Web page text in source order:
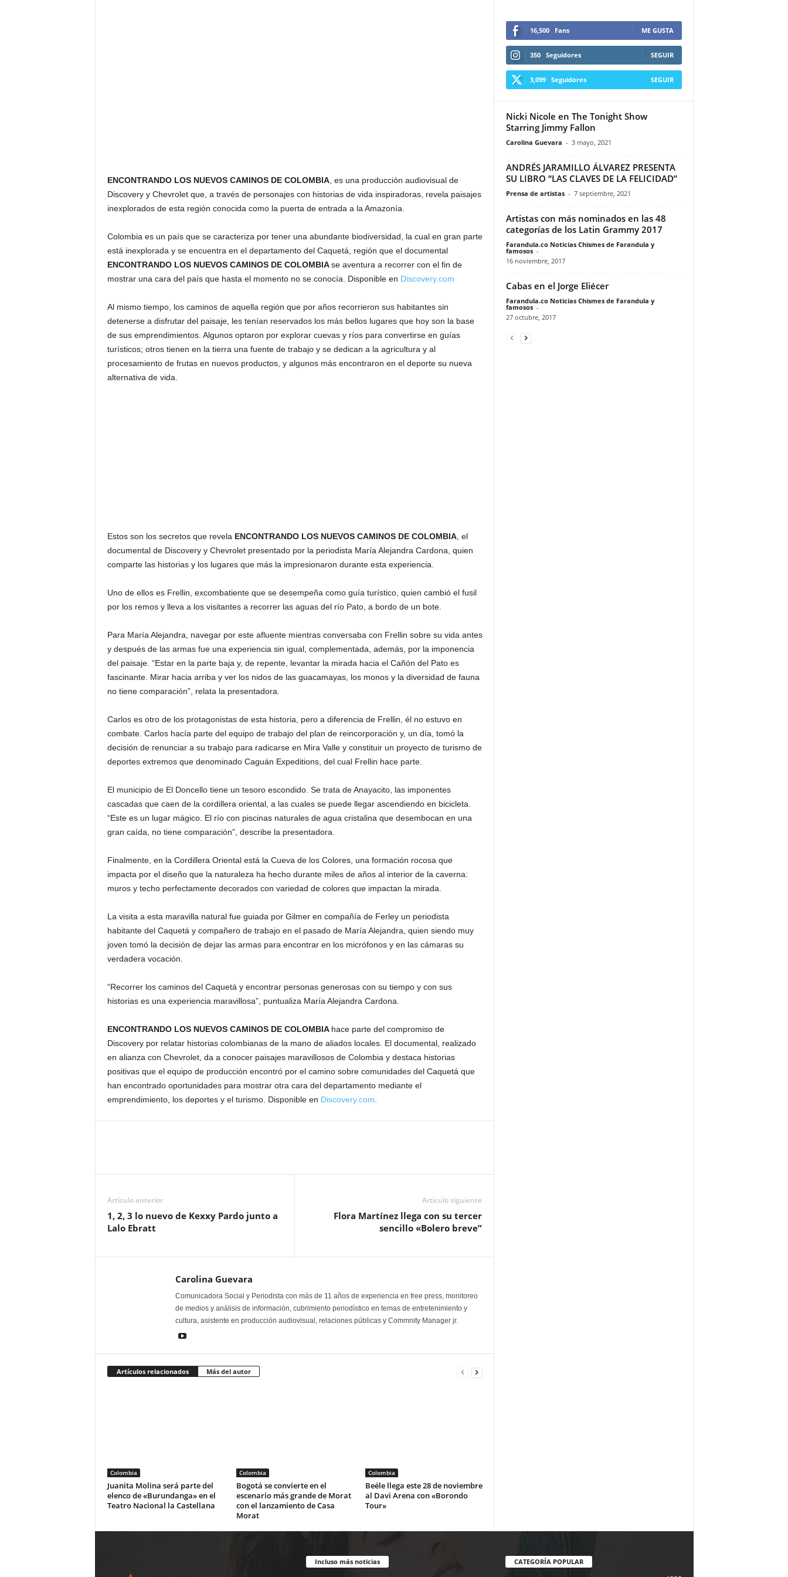
ENCONTRANDO LOS NUEVOS CAMINOS DE COLOMBIA, es una producción audiovisual de
Discovery y Chevrolet que, a través de personajes con historias de vida inspiradoras, revela paisajes
inexplorados de esta región conocida como la puerta de entrada a la Amazonía.
Colombia es un país que se caracteriza por tener una abundante biodiversidad, la cual en gran parte
está inexplorada y se encuentra en el departamento del Caquetá, región que el documental
ENCONTRANDO LOS NUEVOS CAMINOS DE COLOMBIAse aventura a recorrer con el fin de
mostrar una cara del país que hasta el momento no se conocía. Disponible en Discovery.com
Al mismo tiempo, los caminos de aquella región que por años recorrieron sus habitantes sin
detenerse a disfrutar del paisaje, les tenían reservados los más bellos lugares que hoy son la base
de sus emprendimientos. Algunos optaron por explorar cuevas y ríos para convertirse en guías
turísticos; otros tienen en la tierra una fuente de trabajo y se dedican a la agricultura y al
procesamiento de frutas en nuevos productos, y algunos más encontraron en el deporte su nueva
alternativa de vida.
Estos son los secretos que revela ENCONTRANDO LOS NUEVOS CAMINOS DE COLOMBIA, el
documental de Discovery y Chevrolet presentado por la periodista María Alejandra Cardona, quien
comparte las historias y los lugares que más la impresionaron durante esta experiencia.
Uno de ellos es Frellin, excombatiente que se desempeña como guía turístico, quien cambió el fusil
por los remos y lleva a los visitantes a recorrer las aguas del río Pato, a bordo de un bote.
Para María Alejandra, navegar por este afluente mientras conversaba con Frellin sobre su vida antes
y después de las armas fue una experiencia sin igual, complementada, además, por la imponencia
del paisaje. “Estar en la parte baja y, de repente, levantar la mirada hacia el Cañón del Pato es
fascinante. Mirar hacia arriba y ver los nidos de las guacamayas, los monos y la diversidad de fauna
no tiene comparación”, relata la presentadora.
Carlos es otro de los protagonistas de esta historia, pero a diferencia de Frellin, él no estuvo en
combate. Carlos hacía parte del equipo de trabajo del plan de reincorporación y, un día, tomó la
decisión de renunciar a su trabajo para radicarse en Mira Valle y constituir un proyecto de turismo de
deportes extremos que denominado Caguán Expeditions, del cual Frellin hace parte.
El municipio de El Doncello tiene un tesoro escondido. Se trata de Anayacito, las imponentes
cascadas que caen de la cordillera oriental, a las cuales se puede llegar ascendiendo en bicicleta.
“Este es un lugar mágico. El río con piscinas naturales de agua cristalina que desembocan en una
gran caída, no tiene comparación”, describe la presentadora.
Finalmente, en la Cordillera Oriental está la Cueva de los Colores, una formación rocosa que
impacta por el diseño que la naturaleza ha hecho durante miles de años al interior de la caverna:
muros y techo perfectamente decorados con variedad de colores que impactan la mirada.
La visita a esta maravilla natural fue guiada por Gilmer en compañía de Ferley un periodista
habitante del Caquetá y compañero de trabajo en el pasado de María Alejandra, quien siendo muy
joven tomó la decisión de dejar las armas para encontrar en los micrófonos y en las cámaras su
verdadera vocación.
“Recorrer los caminos del Caquetá y encontrar personas generosas con su tiempo y con sus
historias es una experiencia maravillosa”, puntualiza María Alejandra Cardona.
ENCONTRANDO LOS NUEVOS CAMINOS DE COLOMBIA hace parte del compromiso de
Discovery por relatar historias colombianas de la mano de aliados locales. El documental, realizado
en alianza con Chevrolet, da a conocer paisajes maravillosos de Colombia y destaca historias
positivas que el equipo de producción encontró por el camino sobre comunidades del Caquetá que
han encontrado oportunidades para mostrar otra cara del departamento mediante el
emprendimiento, los deportes y el turismo. Disponible en Discovery.com
Artículo anterior
1, 2, 3 lo nuevo de Kexxy Pardo junto a
Lalo Ebratt
Artículo siguiente
Flora Martínez llega con su tercer
sencillo «Bolero breve”
Carolina Guevara
Comunicadora Social y Periodista con más de 11 años de experiencia en free press, monitoreo
de medios y análisis de información, cubrimiento periodístico en temas de entretenimiento y
cultura, asistente en producción audiovisual, relaciones públicas y Commnity Manager jr.
Artículos relacionados Más del autor
Colombia
Juanita Molina será parte del
elenco de «Burundanga» en el
Teatro Nacional la Castellana
Colombia
Bogotá se convierte en el
escenario más grande de Morat
con el lanzamiento de Casa
Morat
Colombia
Beéle llega este 28 de noviembre
al Davi Arena con «Borondo
Tour»
16,500 Fans ME GUSTA
350 Seguidores SEGUIR
3,099 Seguidores SEGUIR
Nicki Nicole en The Tonight Show
Starring Jimmy Fallon
Carolina Guevara - 3 mayo, 2021
ANDRÉS JARAMILLO ÁLVAREZ PRESENTA
SU LIBRO “LAS CLAVES DE LA FELICIDAD”
Prensa de artistas - 7 septiembre, 2021
Artistas con más nominados en las 48
categorías de los Latin Grammy 2017
Farandula.co Noticias Chismes de Farandula y
famosos -
16 noviembre, 2017
Cabas en el Jorge Eliécer
Farandula.co Noticias Chismes de Farandula y
famosos -
27 octubre, 2017
Incluso más noticias CATEGORÍA POPULAR